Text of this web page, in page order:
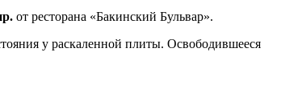
от ресторана «Бакинский Бульвар».
у раскаленной плиты. Освободившееся